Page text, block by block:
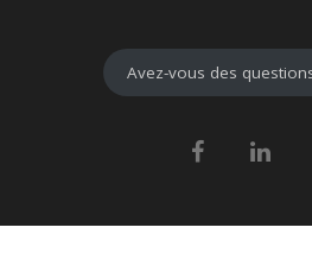
Avez-vous des